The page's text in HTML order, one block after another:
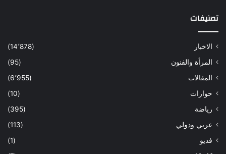
تصنيفات
الاخبار
(14٬878)
المرأة والفنون
(95)
المقالات
(6٬955)
حوارات
(10)
رياضة
(395)
عربي ودولي
(113)
فديو
(1)